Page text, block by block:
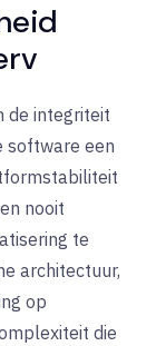
de integriteit
software een
nooit
te
architectuur,
op
die